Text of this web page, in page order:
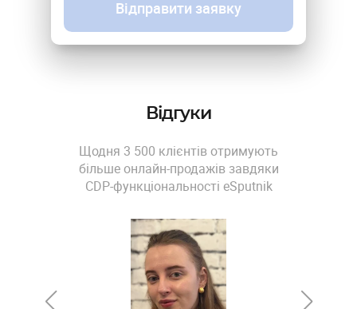
Відправити заявку
Відгуки
Щодня 3 500 клієнтів отримують
більше онлайн-продажів завдяки
CDP-функціональності eSputnik